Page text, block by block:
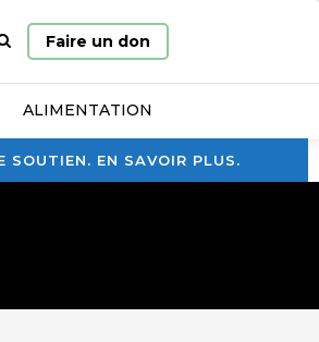
SOUTIEN. EN SAVOIR PLUS.
d’accueil
Faire un don
ALIMENTATION